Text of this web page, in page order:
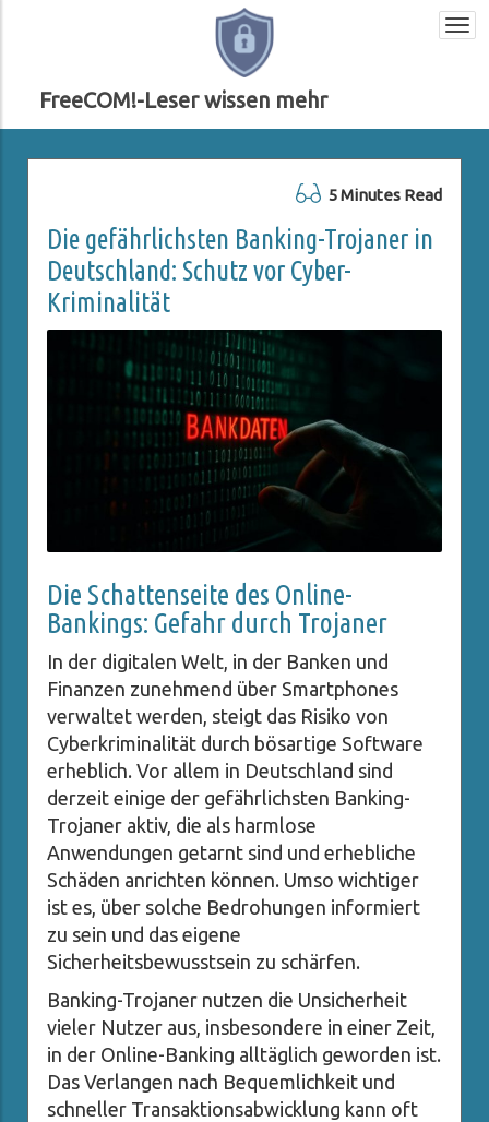
FreeCOM!-Leser wissen mehr
5 Minutes Read
Die gefährlichsten Banking-Trojaner in
Deutschland: Schutz vor Cyber-
Kriminalität
Die Schattenseite des Online-
Bankings: Gefahr durch Trojaner
In der digitalen Welt, in der Banken und
Finanzen zunehmend über Smartphones
verwaltet werden, steigt das Risiko von
Cyberkriminalität durch bösartige Software
erheblich. Vor allem in Deutschland sind
derzeit einige der gefährlichsten Banking-
Trojaner aktiv, die als harmlose
Anwendungen getarnt sind und erhebliche
Schäden anrichten können. Umso wichtiger
ist es, über solche Bedrohungen informiert
zu sein und das eigene
Sicherheitsbewusstsein zu schärfen.
Banking-Trojaner nutzen die Unsicherheit
vieler Nutzer aus, insbesondere in einer Zeit,
in der Online-Banking alltäglich geworden ist.
Das Verlangen nach Bequemlichkeit und
schneller Transaktionsabwicklung kann oft